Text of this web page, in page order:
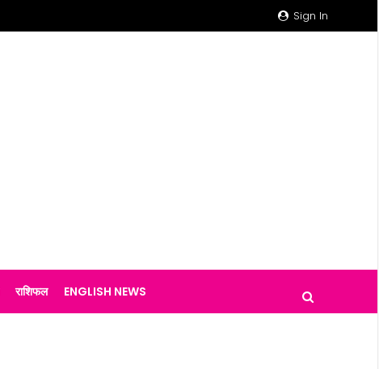
Sign In
राशिफल ENGLISH NEWS